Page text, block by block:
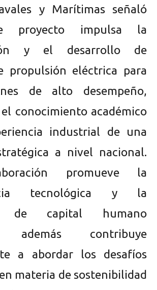
y Marítimas señaló
proyecto impulsa la
y el desarrollo de
propulsión eléctrica para
de alto desempeño,
conocimiento académico
industrial de una
a nivel nacional.
promueve la
tecnológica y la
de capital humano
además contribuye
a abordar los desafíos
materia de sostenibilidad